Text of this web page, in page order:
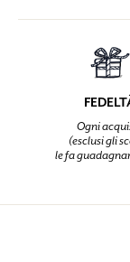
Ogni
(esclusi gli
le fa